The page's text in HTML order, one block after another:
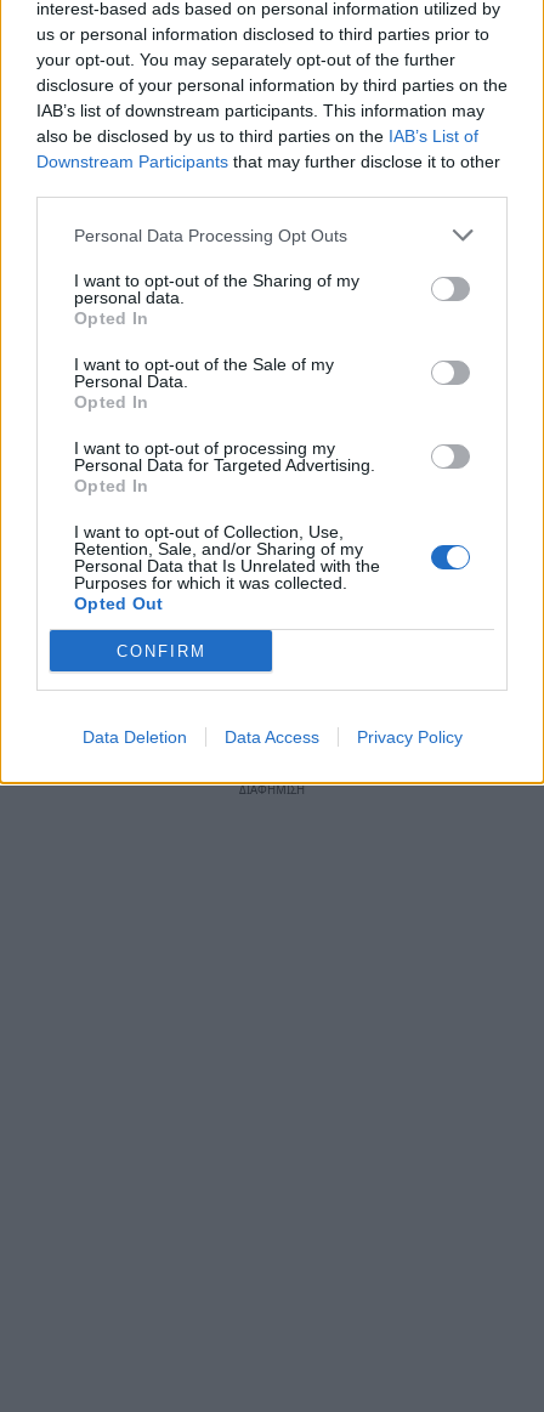
interest-based ads based on personal information utilized by
us or personal information disclosed to third parties prior to
your opt-out. You may separately opt-out of the further
disclosure of your personal information by third parties on the
IAB’s list of downstream participants. This information may
also be disclosed by us to third parties on the IAB’s List of
Downstream Participants that may further disclose it to other
Personal Data Processing Opt Outs
I want to opt-out of the Sharing of my
personal data.
Opted In
I want to opt-out of the Sale of my
Personal Data.
Opted In
I want to opt-out of processing my
Personal Data for Targeted Advertising.
Opted In
I want to opt-out of Collection, Use,
Retention, Sale, and/or Sharing of my
Personal Data that Is Unrelated with the
Purposes for which it was collected.
Opted Out
CONFIRM
Data Deletion Data Access Privacy Policy
με τις κλινικές της Σπάρτης σημαίνει ότι
περιστατικά όπως εγκυμοσύνες και ορθοπεδικά
χειρουργεία θα νοσηλεύονται πλέον στη Σπάρτη
και όχι στους Μολάους.
Στο notospress.gr μίλησαν ο Πρόεδρος των
Εργαζομένων στο Νοσοκομείου Τάκης
Αποστολάκος και ο Πρόεδρος του Συλλόγου
Φίλων του Νοσοκομείου Γιώργος Μυλωνάκος.
Δείτε σε λίγο το video